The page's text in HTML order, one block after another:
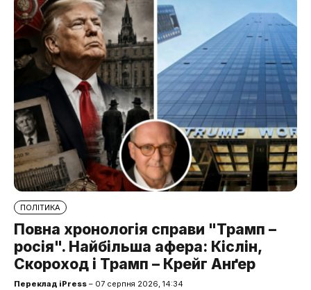
ПОЛІТИКА
Повна хронологія справи "Трамп –
росія". Найбільша афера: Кіслін,
Скороход і Трамп – Крейг Анґер
Переклад iPress – 07 серпня 2026, 14:34